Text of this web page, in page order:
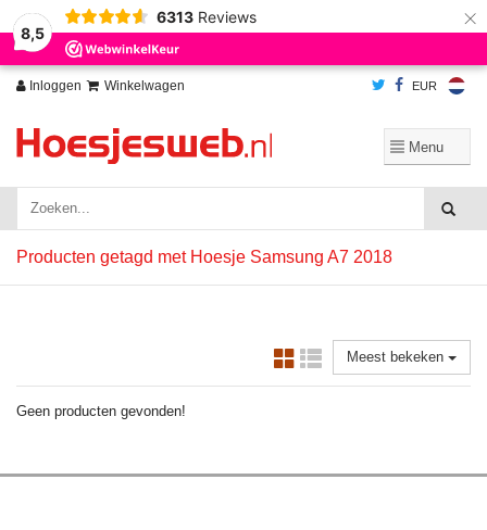
8,5
6313 Reviews ×
Inloggen Winkelwagen EUR
Producten getagd met Hoesje Samsung A7 2018
Meest bekeken
Geen producten gevonden!
Wij slaan cookies op om onze website te verbeteren. Is dat akkoord?
Ja
Nee